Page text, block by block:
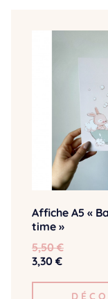
Affiche A5 «
time »
5,50 €
3,30 €